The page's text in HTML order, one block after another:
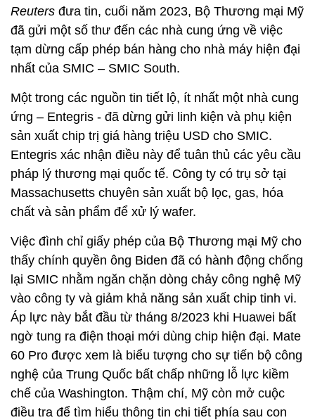
Reuters đưa tin, cuối năm 2023, Bộ Thương mại Mỹ
đã gửi một số thư đến các nhà cung ứng về việc
tạm dừng cấp phép bán hàng cho nhà máy hiện đại
nhất của SMIC – SMIC South.
Một trong các nguồn tin tiết lộ, ít nhất một nhà cung
ứng – Entegris - đã dừng gửi linh kiện và phụ kiện
sản xuất chip trị giá hàng triệu USD cho SMIC.
Entegris xác nhận điều này để tuân thủ các yêu cầu
pháp lý thương mại quốc tế. Công ty có trụ sở tại
Massachusetts chuyên sản xuất bộ lọc, gas, hóa
chất và sản phẩm để xử lý wafer.
Việc đình chỉ giấy phép của Bộ Thương mại Mỹ cho
thấy chính quyền ông Biden đã có hành động chống
lại SMIC nhằm ngăn chặn dòng chảy công nghệ Mỹ
vào công ty và giảm khả năng sản xuất chip tinh vi.
Áp lực này bắt đầu từ tháng 8/2023 khi Huawei bất
ngờ tung ra điện thoại mới dùng chip hiện đại. Mate
60 Pro được xem là biểu tượng cho sự tiến bộ công
nghệ của Trung Quốc bất chấp những lỗ lực kiềm
chế của Washington. Thậm chí, Mỹ còn mở cuộc
điều tra để tìm hiểu thông tin chi tiết phía sau con